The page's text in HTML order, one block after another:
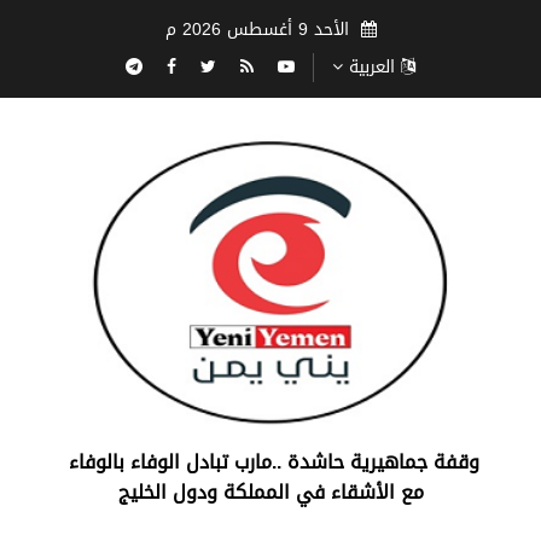
الأحد 9 أغسطس 2026 م
العربية
‏وقفة جماهيرية حاشدة ..مارب ‏تبادل الوفاء بالوفاء ‏
مع الأشقاء في المملكة ودول الخليج